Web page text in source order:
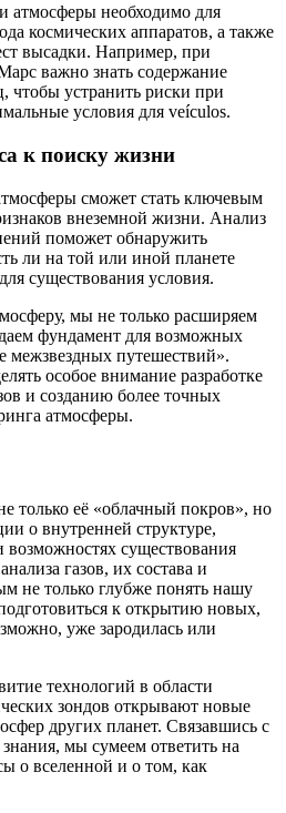
атмосферы необходимо для
космических аппаратов, а также
высадки. Например, при
важно знать содержание
чтобы устранить риски при
условия для veículos.
к поиску жизни
сможет стать ключевым
внеземной жизни. Анализ
поможет обнаружить
ли на той или иной планете
существования условия.
мы не только расширяем
фундамент для возможных
межзвездных путешествий».
особое внимание разработке
и созданию более точных
атмосферы.
только её «облачный покров», но
о внутренней структуре,
существования
газов, их состава и
не только глубже понять нашу
к открытию новых,
уже зародилась или
технологий в области
зондов открывают новые
других планет. Связавшись с
мы сумеем ответить на
о вселенной и о том, как